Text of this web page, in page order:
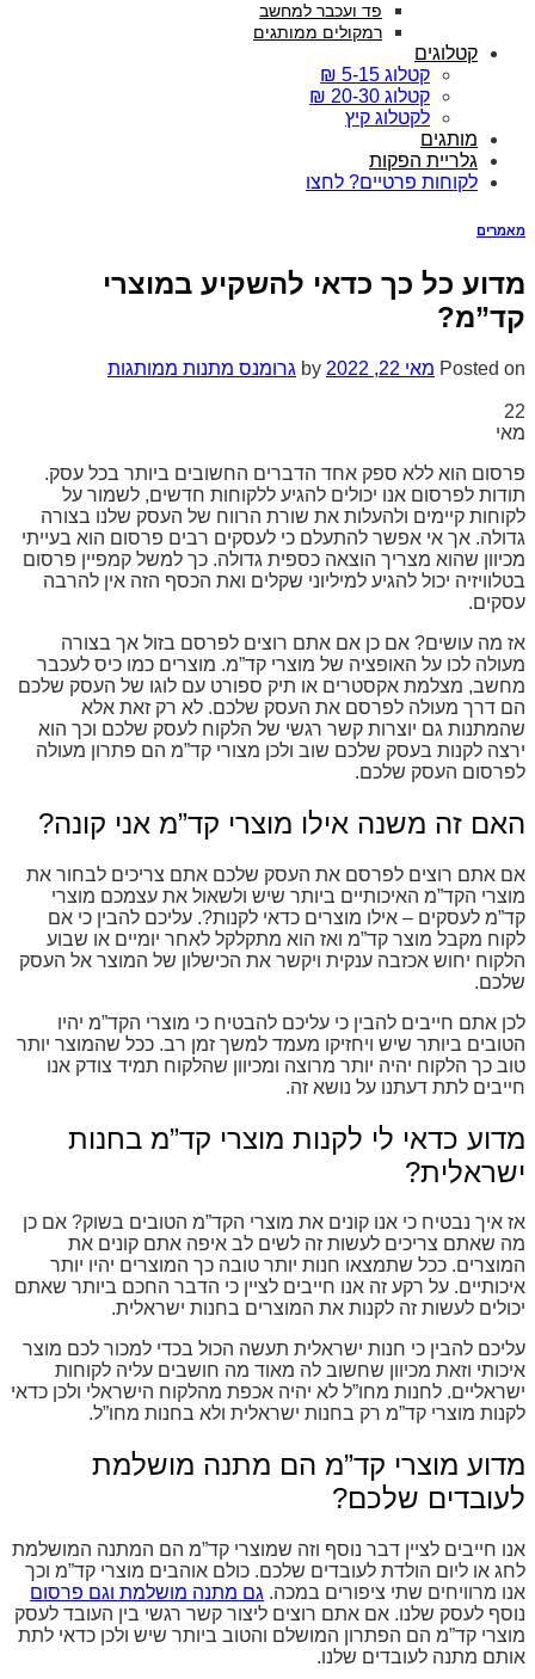
פד ועכבר למחשב
רמקולים ממותגים
קטלוגים
קטלוג 5-15 ₪
קטלוג 20-30 ₪
לקטלוג קיץ
מותגים
גלריית הפקות
לקוחות פרטיים? לחצו
מאמרים
מדוע כל כך כדאי להשקיע במוצרי
קד”מ?
Posted on מאי 22, 2022 by גרומנס מתנות ממותגות
22
מאי
פרסום הוא ללא ספק אחד הדברים החשובים ביותר בכל עסק.
תודות לפרסום אנו יכולים להגיע ללקוחות חדשים, לשמור על
לקוחות קיימים ולהעלות את שורת הרווח של העסק שלנו בצורה
גדולה. אך אי אפשר להתעלם כי לעסקים רבים פרסום הוא בעייתי
מכיוון שהוא מצריך הוצאה כספית גדולה. כך למשל קמפיין פרסום
בטלוויזיה יכול להגיע למיליוני שקלים ואת הכסף הזה אין להרבה
עסקים.
אז מה עושים? אם כן אם אתם רוצים לפרסם בזול אך בצורה
מעולה לכו על האופציה של מוצרי קד”מ. מוצרים כמו כיס לעכבר
מחשב, מצלמת אקסטרים או תיק ספורט עם לוגו של העסק שלכם
הם דרך מעולה לפרסם את העסק שלכם. לא רק זאת אלא
שהמתנות גם יוצרות קשר רגשי של הלקוח לעסק שלכם וכך הוא
ירצה לקנות בעסק שלכם שוב ולכן מצורי קד”מ הם פתרון מעולה
לפרסום העסק שלכם.
האם זה משנה אילו מוצרי קד”מ אני קונה?
אם אתם רוצים לפרסם את העסק שלכם אתם צריכים לבחור את
מוצרי הקד”מ האיכותיים ביותר שיש ולשאול את עצמכם מוצרי
קד”מ לעסקים – אילו מוצרים כדאי לקנות?. עליכם להבין כי אם
לקוח מקבל מוצר קד”מ ואז הוא מתקלקל לאחר יומיים או שבוע
הלקוח יחוש אכזבה ענקית ויקשר את הכישלון של המוצר אל העסק
שלכם.
לכן אתם חייבים להבין כי עליכם להבטיח כי מוצרי הקד”מ יהיו
הטובים ביותר שיש ויחזיקו מעמד למשך זמן רב. ככל שהמוצר יותר
טוב כך הלקוח יהיה יותר מרוצה ומכיוון שהלקוח תמיד צודק אנו
חייבים לתת דעתנו על נושא זה.
מדוע כדאי לי לקנות מוצרי קד”מ בחנות
ישראלית?
אז איך נבטיח כי אנו קונים את מוצרי הקד”מ הטובים בשוק? אם כן
מה שאתם צריכים לעשות זה לשים לב איפה אתם קונים את
המוצרים. ככל שתמצאו חנות יותר טובה כך המוצרים יהיו יותר
איכותיים. על רקע זה אנו חייבים לציין כי הדבר החכם ביותר שאתם
יכולים לעשות זה לקנות את המוצרים בחנות ישראלית.
עליכם להבין כי חנות ישראלית תעשה הכול בכדי למכור לכם מוצר
איכותי וזאת מכיוון שחשוב לה מאוד מה חושבים עליה לקוחות
ישראליים. לחנות מחו”ל לא יהיה אכפת מהלקוח הישראלי ולכן כדאי
לקנות מוצרי קד”מ רק בחנות ישראלית ולא בחנות מחו”ל.
מדוע מוצרי קד”מ הם מתנה מושלמת
לעובדים שלכם?
אנו חייבים לציין דבר נוסף וזה שמוצרי קד”מ הם המתנה המושלמת
לחג או ליום הולדת לעובדים שלכם. כולם אוהבים מוצרי קד”מ וכך
אנו מרוויחים שתי ציפורים במכה. גם מתנה מושלמת וגם פרסום
נוסף לעסק שלנו. אם אתם רוצים ליצור קשר רגשי בין העובד לעסק
מוצרי קד”מ הם הפתרון המושלם והטוב ביותר שיש ולכן כדאי לתת
אותם מתנה לעובדים שלנו.